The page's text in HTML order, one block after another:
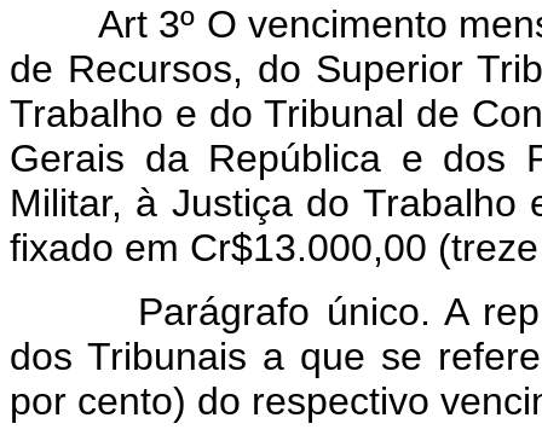
Art 3º O vencimento
de Recursos, do Superior
Trabalho e do Tribunal de
Gerais da República e dos
Militar, à Justiça do
fixado em Cr$13.000,00
Parágrafo único. A
dos Tribunais a que se
por cento) do respectivo